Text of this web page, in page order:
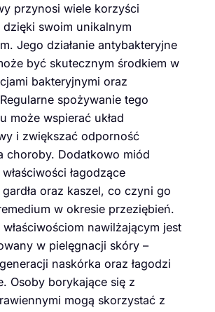
przynosi wiele korzyści
swoim unikalnym
Jego działanie antybakteryjne
być skutecznym środkiem w
bakteryjnymi oraz
spożywanie tego
może wspierać układ
i zwiększać odporność
choroby. Dodatkowo miód
łagodzące
oraz kaszel, co czyni go
w okresie przeziębień.
nawilżającym jest
w pielęgnacji skóry –
naskórka oraz łagodzi
Osoby borykające się z
mogą skorzystać z